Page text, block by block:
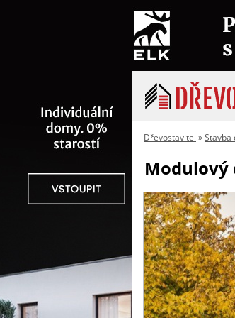
Dřevostavitel »Stavba
Modulový